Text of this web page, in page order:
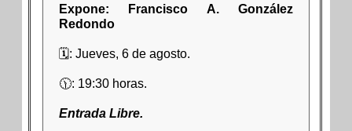
Expone: Francisco A. González
Redondo
🗓: Jueves, 6 de agosto.
🕦: 19:30 horas.
Entrada Libre.